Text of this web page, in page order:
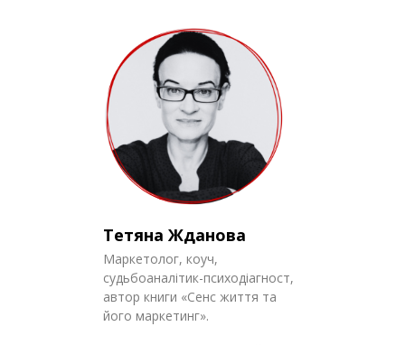
Тетяна Жданова
Маркетолог, коуч,
судьбоаналітик-психодіагност,
автор книги «Сенс життя та
його маркетинг».